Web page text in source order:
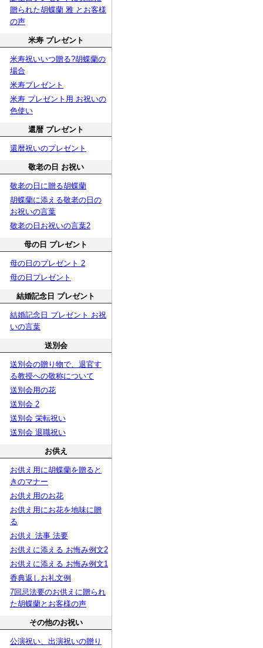
贈られた胡蝶蘭 雅 とお客様
の声
米寿 プレゼント
米寿祝いいつ贈る?胡蝶蘭の
場合
米寿プレゼント
米寿 プレゼント用 お祝いの
色使い
還暦 プレゼント
還暦祝いのプレゼント
敬老の日 お祝い
敬老の日に贈る胡蝶蘭
胡蝶蘭に添える敬老の日の
お祝いの言葉
敬老の日お祝いの言葉2
母の日 プレゼント
母の日のプレゼント 2
母の日プレゼント
結婚記念日 プレゼント
結婚記念日 プレゼント お祝
いの言葉
送別会
送別会の贈り物で、退官す
る教授への敬称について
送別会用の花
送別会 2
送別会 栄転祝い
送別会 退職祝い
お供え
お供え用に胡蝶蘭を贈ると
きのマナー
お供え用のお花
お供え用にお花を地味に贈
る
お供え 法事 法要
お供えに添える お悔み例文2
お供えに添える お悔み例文1
香典返しお礼文例
7回忌法要のお供えに贈られ
た胡蝶蘭とお客様の声
その他のお祝い
公演祝い、出演祝いの贈り